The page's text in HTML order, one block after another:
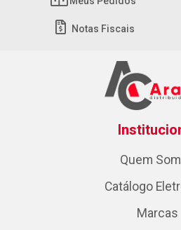
Notas Fiscais
Quem
Catálogo
Marcas